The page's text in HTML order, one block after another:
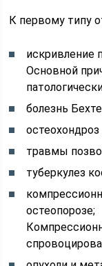
К первому типу
искривление
Основной
болезнь
травмы
туберкулез
остеопорозе;